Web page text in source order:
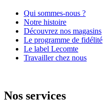
Qui sommes-nous ?
Notre histoire
Découvrez nos magasins
Le programme de fidélité
Le label Lecomte
Travailler chez nous
Nos services